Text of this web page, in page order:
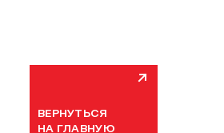
ВЕРНУТЬСЯ
НА ГЛАВНУЮ